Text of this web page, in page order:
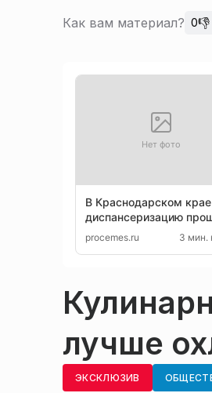
Как вам материал? 0👎
Нет фото
В Краснодарском крае
диспансеризацию
procemes.ru 3 мин.
лучше
ЭКСКЛЮЗИВ